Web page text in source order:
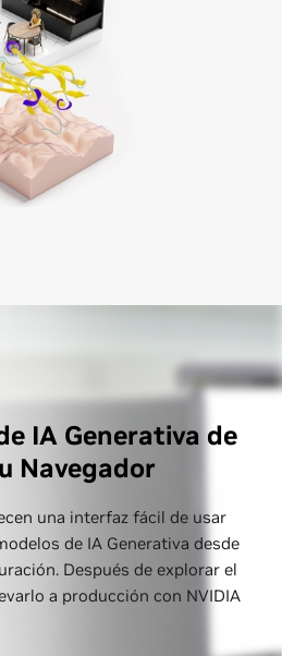
IA Generativa de
Navegador
una interfaz fácil de usar
de IA Generativa desde
Después de explorar el
a producción con NVIDIA